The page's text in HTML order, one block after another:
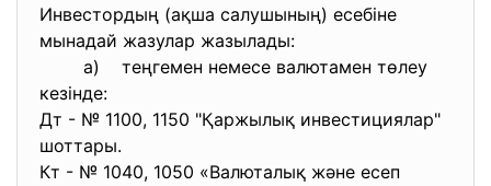
Инвестордың (ақша салушының) есебіне
мынадай жазулар жазылады:
а) теңгемен немесе валютамен төлеу
кезінде:
Дт - № 1100, 1150 "Қаржылық инвестициялар"
шоттары.
Кт - № 1040, 1050 «Валюталық және есеп